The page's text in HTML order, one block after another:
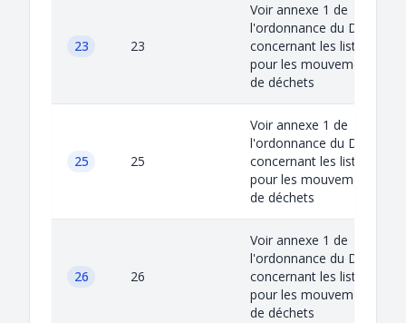
23 23
Voir annexe 1 de
l'ordonnance du DETEC
concernant les listes
pour les mouvements
de déchets
25 25
Voir annexe 1 de
l'ordonnance du DETEC
concernant les listes
pour les mouvements
de déchets
26 26
Voir annexe 1 de
l'ordonnance du DETEC
concernant les listes
pour les mouvements
de déchets